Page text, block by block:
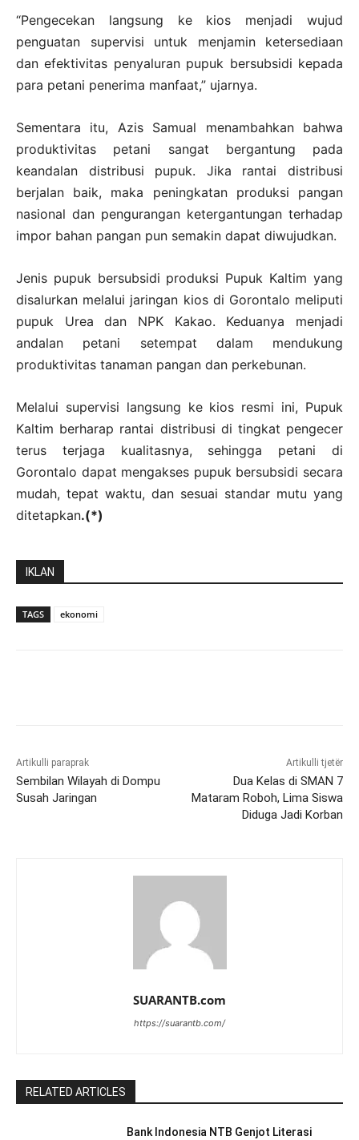
“Pengecekan langsung ke kios menjadi wujud
penguatan supervisi untuk menjamin ketersediaan
dan efektivitas penyaluran pupuk bersubsidi kepada
para petani penerima manfaat,” ujarnya.
Sementara itu, Azis Samual menambahkan bahwa
produktivitas petani sangat bergantung pada
keandalan distribusi pupuk. Jika rantai distribusi
berjalan baik, maka peningkatan produksi pangan
nasional dan pengurangan ketergantungan terhadap
impor bahan pangan pun semakin dapat diwujudkan.
Jenis pupuk bersubsidi produksi Pupuk Kaltim yang
disalurkan melalui jaringan kios di Gorontalo meliputi
pupuk Urea dan NPK Kakao. Keduanya menjadi
andalan petani setempat dalam mendukung
produktivitas tanaman pangan dan perkebunan.
Melalui supervisi langsung ke kios resmi ini, Pupuk
Kaltim berharap rantai distribusi di tingkat pengecer
terus terjaga kualitasnya, sehingga petani di
Gorontalo dapat mengakses pupuk bersubsidi secara
mudah, tepat waktu, dan sesuai standar mutu yang
ditetapkan.(*)
IKLAN
TAGS ekonomi
Artikulli paraprak
Sembilan Wilayah di Dompu
Susah Jaringan
Artikulli tjetër
Dua Kelas di SMAN 7
Mataram Roboh, Lima Siswa
Diduga Jadi Korban
SUARANTB.com
https://suarantb.com/
RELATED ARTICLES
Bank Indonesia NTB Genjot Literasi